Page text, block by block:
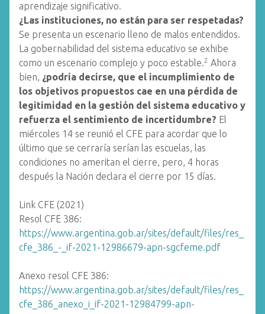
aprendizaje significativo.
¿Las instituciones, no están para ser respetadas?
Se presenta un escenario lleno de malos entendidos.
La gobernabilidad del sistema educativo se exhibe
como un escenario complejo y poco estable.2 Ahora
bien, ¿podría decirse, que el incumplimiento de
los objetivos propuestos cae en una pérdida de
legitimidad en la gestión del sistema educativo y
refuerza el sentimiento de incertidumbre? El
miércoles 14 se reunió el CFE para acordar que lo
último que se cerraría serían las escuelas, las
condiciones no ameritan el cierre, pero, 4 horas
después la Nación declara el cierre por 15 días.
Link CFE (2021)
Resol CFE 386:
https://www.argentina.gob.ar/sites/default/files/res_
cfe_386_-_if-2021-12986679-apn-sgcfeme.pdf
Anexo resol CFE 386:
https://www.argentina.gob.ar/sites/default/files/res_
cfe_386_anexo_i_if-2021-12984799-apn-